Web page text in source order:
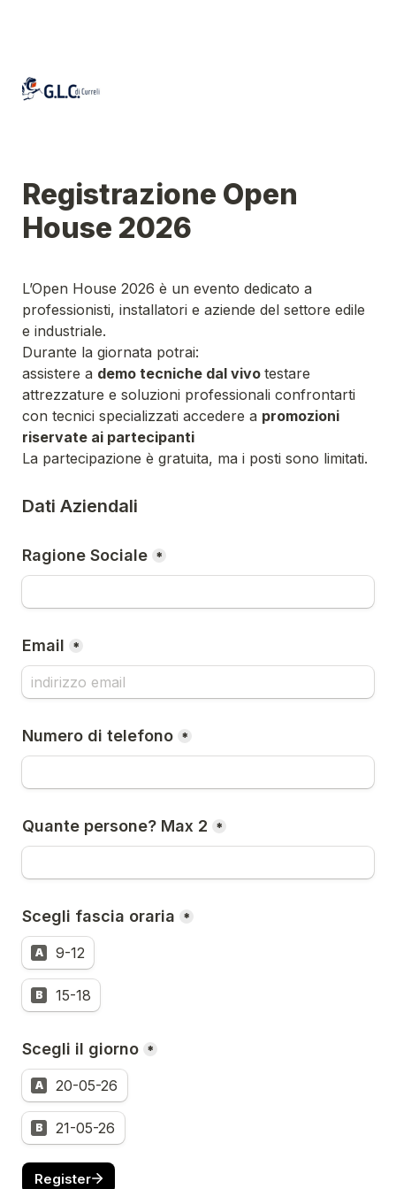
Registrazione Open
House 2026
L’Open House 2026 è un evento dedicato a
professionisti, installatori e aziende del settore edile
e industriale.
Durante la giornata potrai:
assistere a demo tecniche dal vivo testare
attrezzature e soluzioni professionali confrontarti
con tecnici specializzati accedere a promozioni
riservate ai partecipanti
La partecipazione è gratuita, ma i posti sono limitati.
Dati Aziendali
Ragione Sociale *
Email *
Numero di telefono *
Quante persone? Max 2 *
Scegli fascia oraria *
A 9-12
B 15-18
Scegli il giorno *
A 20-05-26
B 21-05-26
Register